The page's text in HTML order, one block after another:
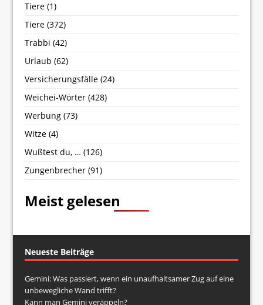
Tiere (1)
Tiere (372)
Trabbi (42)
Urlaub (62)
Versicherungsfälle (24)
Weichei-Wörter (428)
Werbung (73)
Witze (4)
Wußtest du, … (126)
Zungenbrecher (91)
Meist gelesen
Neueste Beiträge
Gemini: Was passiert, wenn ein unaufhaltsamer Zug auf eine
unbewegliche Wand trifft?
Kann man Gemini veräppeln?